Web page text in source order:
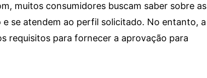
muitos consumidores buscam saber sobre as
se atendem ao perfil solicitado. No entanto, a
requisitos para fornecer a aprovação para